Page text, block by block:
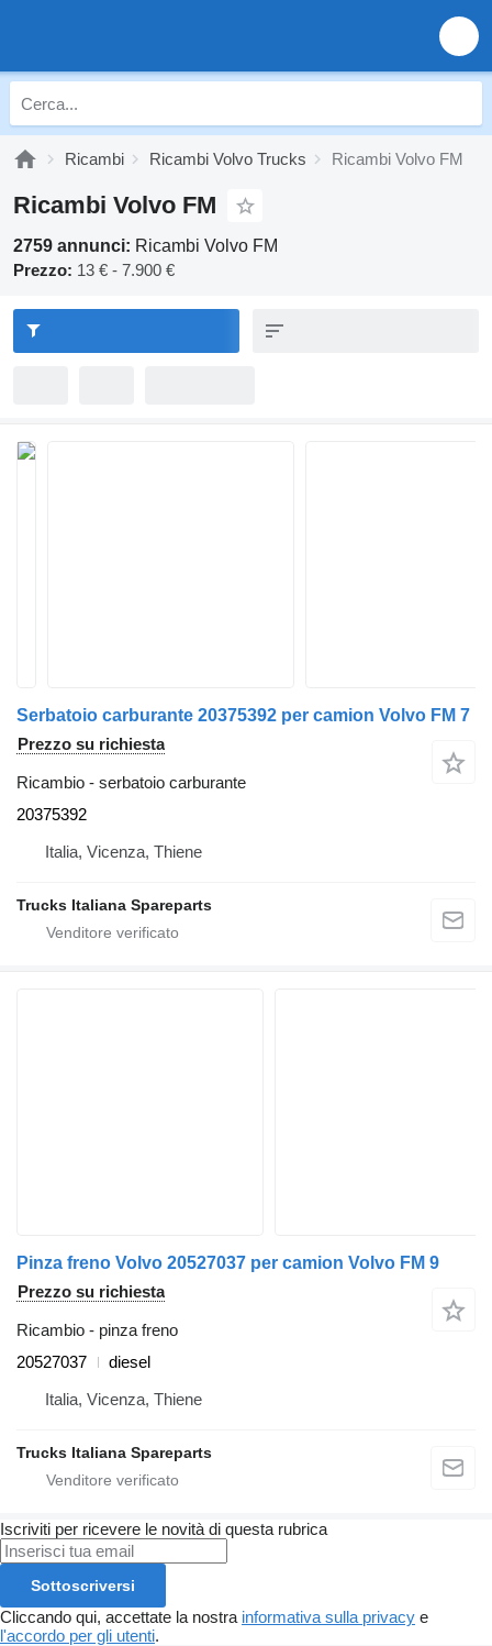
Ricambi Ricambi Volvo Trucks Ricambi Volvo FM
Ricambi Volvo FM
2759 annunci: Ricambi Volvo FM
Prezzo: 13 € - 7.900 €
Serbatoio carburante 20375392 per camion Volvo FM 7
Prezzo su richiesta
Ricambio - serbatoio carburante
20375392
Italia, Vicenza, Thiene
Trucks Italiana Spareparts
Pinza freno Volvo 20527037 per camion Volvo FM 9
Prezzo su richiesta
Ricambio - pinza freno
20527037
diesel
Italia, Vicenza, Thiene
Trucks Italiana Spareparts
Iscriviti per ricevere le novità di questa rubrica
Sottoscriversi
Cliccando qui, accettate la nostra informativa sulla privacy e
l'accordo per gli utenti.